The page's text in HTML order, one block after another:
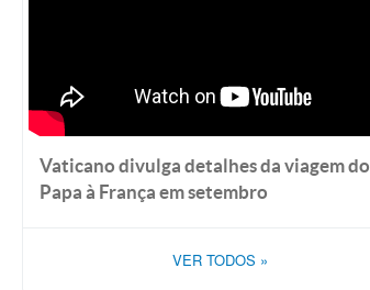
Vaticano divulga detalhes da viagem do
Papa à França em setembro
VER TODOS »